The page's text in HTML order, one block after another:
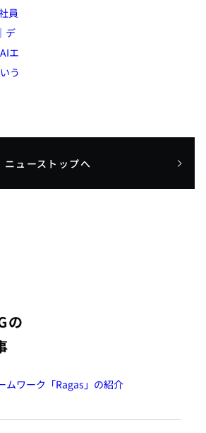
員
デ
エ
う
ニューストップへ
の
ムワーク「Ragas」の紹介